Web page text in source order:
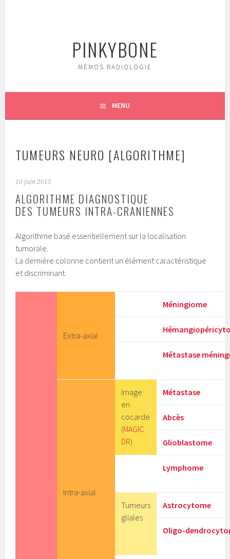
PINKYBONE
MÉMOS RADIOLOGIE
MENU
TUMEURS NEURO [ALGORITHME]
10 juin 2015
ALGORITHME DIAGNOSTIQUE
DES TUMEURS INTRA-CRANIENNES
Algorithme basé essentiellement sur la localisation
tumorale.
La dernière colonne contient un élément caractéristique
et discriminant.
Extra-axial
Méningiome
Métastase
Intra-axial
Image
en
cocarde
(MAGIC
DR)
Métastase
Abcès
Glioblastome
Lymphome
Tumeurs
gliales
Astrocytome
Oligo-